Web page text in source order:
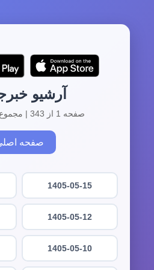
آرشیو
صفحه 1 از 343 | مجموع 3424 آرشیو
صفحه
1405-05-15
1405-05-12
1405-05-10